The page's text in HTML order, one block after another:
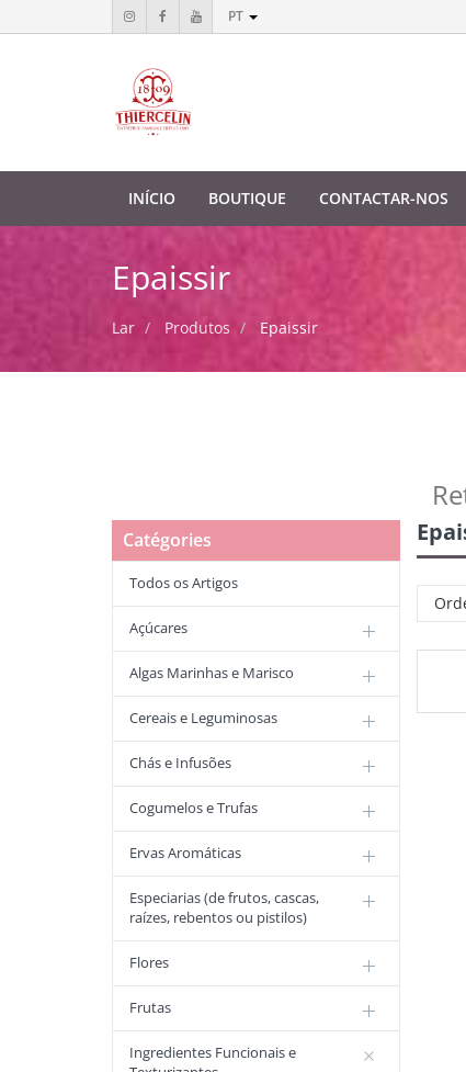
PT
INÍCIO BOUTIQUE CONTACTAR-NOS
Epaissir
Lar Produtos Epaissir
Catégories
Todos os Artigos
Açúcares
Algas Marinhas e Marisco
Cereais e Leguminosas
Chás e Infusões
Cogumelos e Trufas
Ervas Aromáticas
Especiarias (de frutos, cascas,
raízes, rebentos ou pistilos)
Flores
Frutas
Ingredientes Funcionais e